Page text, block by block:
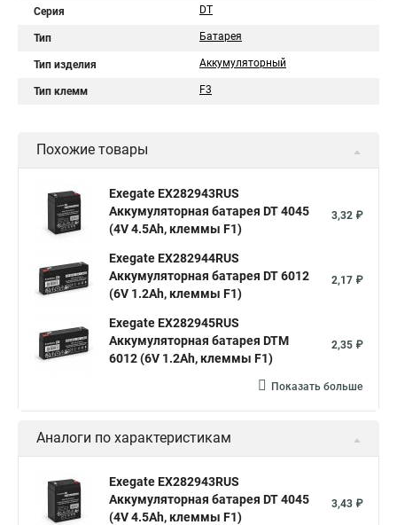
Серия DT
Тип Батарея
Тип изделия Аккумуляторный
Тип клемм F3
Похожие товары
Exegate EX282943RUS
Аккумуляторная батарея DT 4045
(4V 4.5Ah, клеммы F1)
3,32 ₽
Exegate EX282944RUS
Аккумуляторная батарея DT 6012
(6V 1.2Ah, клеммы F1)
2,17 ₽
Exegate EX282945RUS
Аккумуляторная батарея DTM
6012 (6V 1.2Ah, клеммы F1)
2,35 ₽
Показать больше
Аналоги по характеристикам
Exegate EX282943RUS
Аккумуляторная батарея DT 4045
(4V 4.5Ah, клеммы F1)
3,43 ₽